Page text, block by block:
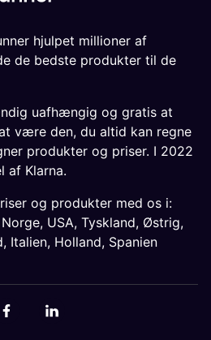
hjulpet millioner af
de bedste produkter til de
uafhængig og gratis at
være den, du altid kan regne
produkter og priser. I 2022
af Klarna.
og produkter med os i:
Norge, USA, Tyskland, Østrig,
, Italien, Holland, Spanien